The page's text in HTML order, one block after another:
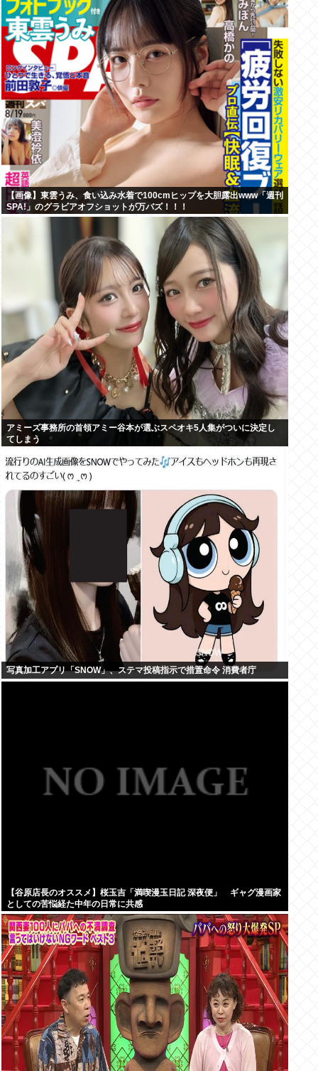
【画像】東雲うみ、食い込み水着で100cmヒップを大胆露出www「週刊
SPA!」のグラビアオフショットが万バズ！！！
アミーズ事務所の首領アミー谷本が選ぶスペオキ5人集がついに決定し
てしまう
写真加工アプリ「SNOW」、ステマ投稿指示で措置命令 消費者庁
【谷原店長のオススメ】桜玉吉「満喫漫玉日記 深夜便」 ギャグ漫画家
としての苦悩経た中年の日常に共感